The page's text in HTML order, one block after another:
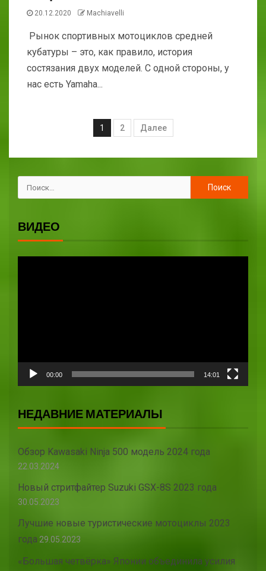
20.12.2020 Machiavelli
Рынок спортивных мотоциклов средней
кубатуры – это, как правило, история
состязания двух моделей. С одной стороны, у
нас есть Yamaha...
1 2 Далее
ВИДЕО
00:00 14:01
НЕДАВНИЕ МАТЕРИАЛЫ
Обзор Kawasaki Ninja 500 модель 2024 года
22.03.2024
Новый стритфайтер Suzuki GSX-8S 2023 года
30.05.2023
Лучшие новые туристические мотоциклы 2023
года 29.05.2023
«Большая четвёрка» Японии объединила усилия